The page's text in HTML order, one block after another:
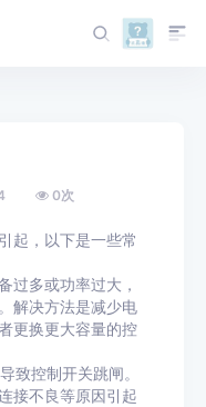
0次
起，以下是一些常
过多或功率过大，
解决方法是减少电
更换更大容量的控
致控制开关跳闸。
接不良等原因引起